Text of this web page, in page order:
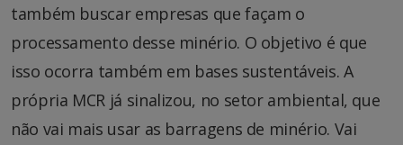
também buscar empresas que façam o
processamento desse minério. O objetivo é que
isso ocorra também em bases sustentáveis. A
própria MCR já sinalizou, no setor ambiental, que
não vai mais usar as barragens de minério. Vai